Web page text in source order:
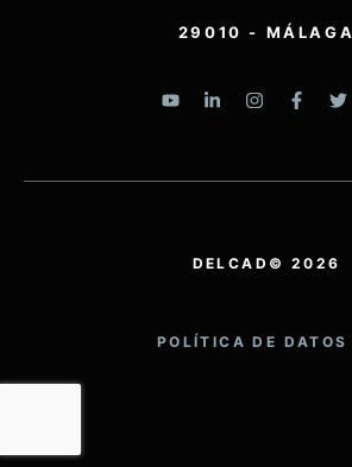
29010 - MÁLAGA
DELCAD© 2026
POLÍTICA DE DATOS